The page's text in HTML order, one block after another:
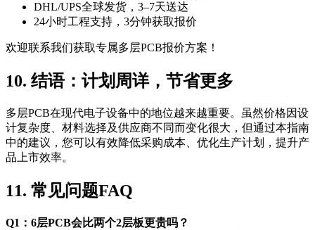
DHL/UPS全球发货，3–7天送达
24小时工程支持，3分钟获取报价
欢迎联系我们获取专属多层PCB报价方案！
10. 结语：计划周详，节省更多
多层PCB在现代电子设备中的地位越来越重要。虽然价格因设
计复杂度、材料选择及供应商不同而变化很大，但通过本指南
中的建议，您可以有效降低采购成本、优化生产计划，提升产
品上市效率。
11. 常见问题FAQ
Q1：6层PCB会比两个2层板更贵吗？